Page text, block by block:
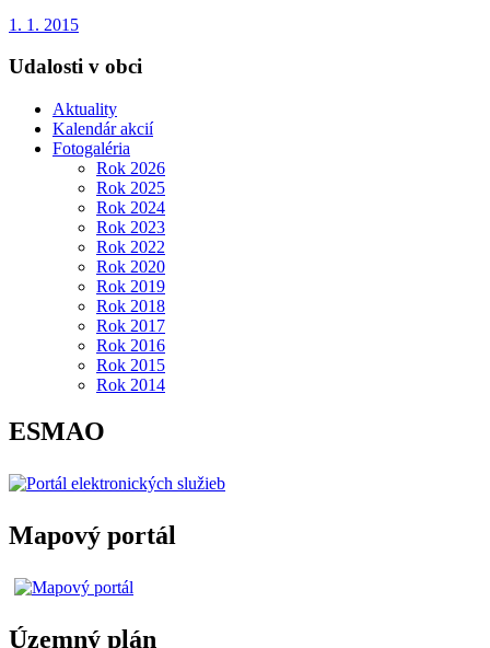
1. 1. 2015
Udalosti v obci
Aktuality
Kalendár akcií
Fotogaléria
Rok 2026
Rok 2025
Rok 2024
Rok 2023
Rok 2022
Rok 2020
Rok 2019
Rok 2018
Rok 2017
Rok 2016
Rok 2015
Rok 2014
ESMAO
Mapový portál
Územný plán